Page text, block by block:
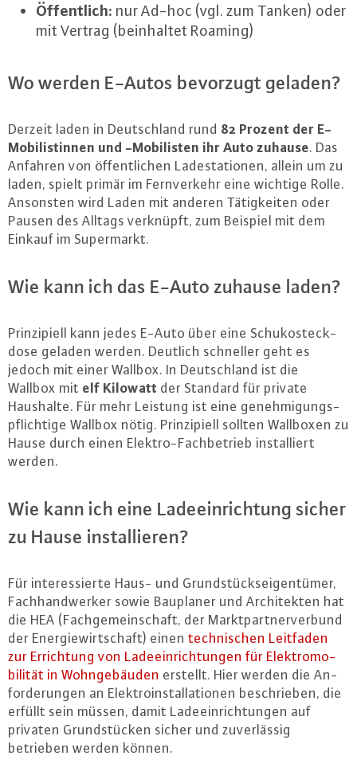
Öf­fent­lich: nur Ad-hoc (vgl. zum Tanken) oder
mit Vertrag (be­inhal­tet Roaming)
Wo werden E-Autos bevorzugt geladen?
Derzeit laden in Deutsch­land rund 82 Prozent der E-
Mo­bi­lis­tin­nen und -Mo­bi­lis­ten ihr Auto zuhause. Das
Anfahren von öf­fent­li­chen La­de­sta­tio­nen, allein um zu
laden, spielt primär im Fern­ver­kehr eine wichtige Rolle.
Ansonsten wird Laden mit anderen Tä­tig­kei­ten oder
Pausen des Alltags verknüpft, zum Beispiel mit dem
Einkauf im Su­per­markt.
Wie kann ich das E-Auto zuhause laden?
Prin­zi­pi­ell kann jedes E-Auto über eine Schu­ko­steck­
do­se geladen werden. Deutlich schneller geht es
jedoch mit einer Wallbox. In Deutsch­land ist die
Wallbox mit elf Kilowatt der Standard für private
Haushalte. Für mehr Leistung ist eine ge­neh­mi­gungs­
pflich­ti­ge Wallbox nötig. Prin­zi­pi­ell sollten Wallboxen zu
Hause durch einen Elek­tro-Fach­be­trieb in­stal­liert
werden.
Wie kann ich eine La­de­ein­rich­tung sicher
zu Hause in­stal­lie­ren?
Für in­ter­es­sier­te Haus- und Grund­stücks­ei­gen­tü­mer,
Fach­hand­wer­ker sowie Bauplaner und Ar­chi­tek­ten hat
die HEA (Fach­ge­mein­schaft, der Markt­part­ner­ver­bund
der En­er­gie­wirt­schaft) einen tech­ni­schen Leitfaden
zur Er­rich­tung von La­de­ein­rich­tun­gen für Elek­tro­mo­
bi­li­tät in Wohn­ge­bäu­den erstellt. Hier werden die An­
for­de­run­gen an Elek­tro­in­stal­la­tio­nen be­schrie­ben, die
erfüllt sein müssen, damit La­de­ein­rich­tun­gen auf
privaten Grund­stü­cken sicher und zu­ver­läs­sig
betrieben werden können.